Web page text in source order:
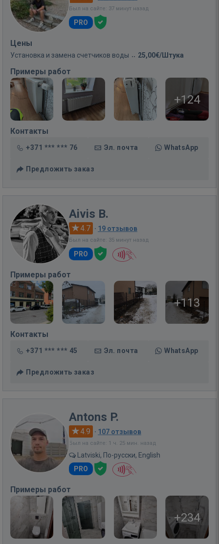
Был на сайте: 37 минут назад
PRO
Цены
Установка и замена счетчиков воды 25,00€/Штука
Примеры работ
+124
Контакты
+371 *** *** 76 Эл. почта WhatsApp
Предложить заказ
Aivis B.
4.7 · 19 отзывов
Был на сайте: 35 минут назад
PRO
Примеры работ
+113
Контакты
+371 *** *** 45 Эл. почта WhatsApp
Предложить заказ
Antons P.
4.9 · 107 отзывов
Был на сайте: 1 ч. 25 мин. назад
Latviski, По-русски, English
PRO
Примеры работ
+234